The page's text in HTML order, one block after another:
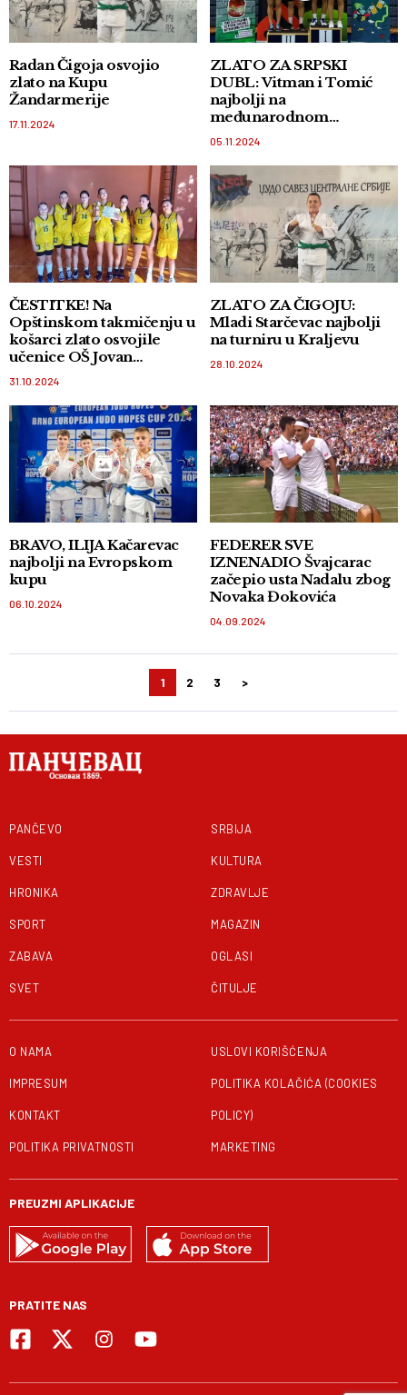
Radan Čigoja osvojio
zlato na Kupu
Žandarmerije
17.11.2024
ZLATO ZA SRPSKI
DUBL: Vitman i Tomić
najbolji na
međunarodnom
badminton turniru u
05.11.2024
ČESTITKE! Na
Opštinskom takmičenju u
košarci zlato osvojile
učenice OŠ Jovan
Jovanović Zmaj
31.10.2024
ZLATO ZA ČIGOJU:
Mladi Starčevac najbolji
na turniru u Kraljevu
28.10.2024
BRAVO, ILIJA Kačarevac
najbolji na Evropskom
kupu
06.10.2024
FEDERER SVE
IZNENADIO Švajcarac
začepio usta Nadalu zbog
Novaka Đokovića
04.09.2024
Kretanje
članaka
1 2 3 >
PANČEVO
VESTI
HRONIKA
SPORT
ZABAVA
SVET
SRBIJA
KULTURA
ZDRAVLJE
MAGAZIN
OGLASI
ČITULJE
O NAMA
IMPRESUM
KONTAKT
POLITIKA PRIVATNOSTI
USLOVI KORIŠĆENJA
POLITIKA KOLAČIĆA (COOKIES
POLICY)
MARKETING
PREUZMI APLIKACIJE
PRATITE NAS